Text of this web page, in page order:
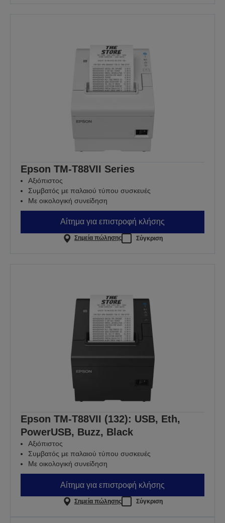
Epson TM-T88VII Series
Αξιόπιστος
Συμβατός με παλαιού τύπου συσκευές
Με οικολογική συνείδηση
Αίτημα για επιστροφή κλήσης
Σημεία πώλησης Σύγκριση
Epson TM-T88VII (132): USB, Eth,
PowerUSB, Buzz, Black
Αξιόπιστος
Συμβατός με παλαιού τύπου συσκευές
Με οικολογική συνείδηση
Αίτημα για επιστροφή κλήσης
Σημεία πώλησης Σύγκριση